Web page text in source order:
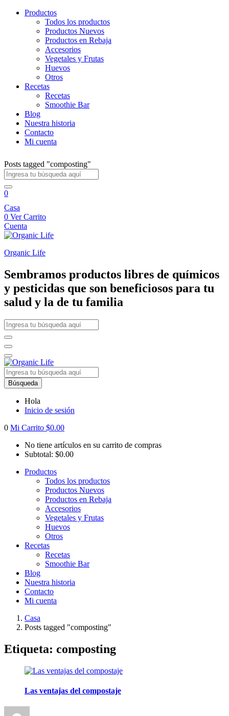
Productos
Todos los productos
Productos Nuevos
Productos en Rebaja
Accesorios
Vegetales y Frutas
Huevos
Otros
Recetas
Recetas
Smoothie Bar
Blog
Nuestra historia
Contacto
Mi cuenta
Posts tagged "composting"
0
Casa
0 Ver Carrito
Cuenta
Organic Life
Sembramos productos libres de químicos
y pesticidas que son beneficiosos para tu
salud y la de tu familia
Búsqueda
Hola
Inicio de sesión
0 Mi Carrito $0.00
No tiene artículos en su carrito de compras
Subtotal: $0.00
Productos
Todos los productos
Productos Nuevos
Productos en Rebaja
Accesorios
Vegetales y Frutas
Huevos
Otros
Recetas
Recetas
Smoothie Bar
Blog
Nuestra historia
Contacto
Mi cuenta
Casa
Posts tagged "composting"
Etiqueta: composting
Las ventajas del compostaje